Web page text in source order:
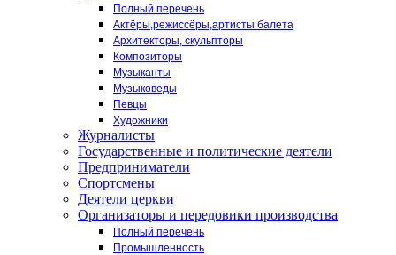
Полный перечень
Актёры,режиссёры,артисты балета
Архитекторы, скульпторы
Композиторы
Музыканты
Музыковеды
Певцы
Художники
Журналисты
Государственные и политические деятели
Предприниматели
Спортсмены
Деятели церкви
Организаторы и передовики производства
Полный перечень
Промышленность